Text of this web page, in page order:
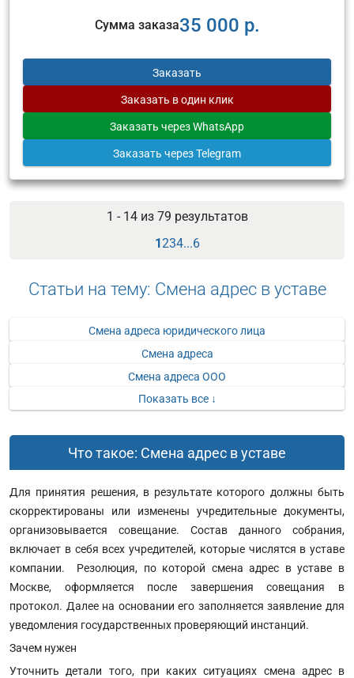
Сумма заказа35 000 р.
Заказать
Заказать в один клик
Заказать через WhatsApp
Заказать через Telegram
1 - 14 из 79 результатов
1234...6
Статьи на тему: Смена адрес в уставе
Смена адреса юридического лица
Смена адреса
Смена адреса ООО
Показать все ↓
Что такое: Смена адрес в уставе
Для принятия решения, в результате которого должны быть
скорректированы или изменены учредительные документы,
организовывается совещание. Состав данного собрания,
включает в себя всех учредителей, которые числятся в уставе
компании. Резолюция, по которой смена адрес в уставе в
Москве, оформляется после завершения совещания в
протокол. Далее на основании его заполняется заявление для
уведомления государственных проверяющий инстанций.
Зачем нужен
Уточнить детали того, при каких ситуациях смена адрес в